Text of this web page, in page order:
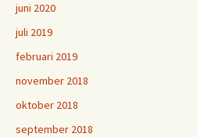
juni 2020
juli 2019
februari 2019
november 2018
oktober 2018
september 2018